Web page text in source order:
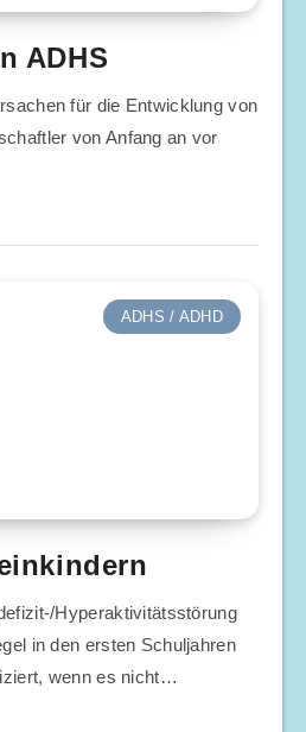
ADHS
für die Entwicklung von
von Anfang an vor
ADHS / ADHD
Hyperaktivitätsstörung
in den ersten Schuljahren
wenn es nicht…